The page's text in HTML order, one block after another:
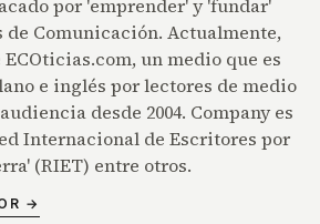
por 'emprender' y 'fundar'
de Comunicación. Actualmente,
un medio que es
e inglés por lectores de medio
desde 2004. Company es
Internacional de Escritores por
(RIET) entre otros.
→